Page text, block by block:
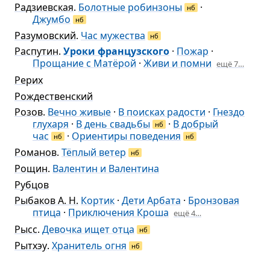
Радзиевская. Болотные робинзоны нб
·
Джумбо
нб
Разумовский. Час мужества нб
Распутин. Уроки французского · Пожар ·
Прощание с Матёрой · Живи и помни ещё 7…
Рерих
Рождественский
Розов. Вечно живые · В поисках радости · Гнездо
глухаря · В день свадьбы нб · В добрый
час
нб · Ориентиры поведения нб
Романов. Тёплый ветер нб
Рощин. Валентин и Валентина
Рубцов
Рыбаков А. Н. Кортик · Дети Арбата · Бронзовая
птица · Приключения Кроша ещё 4…
Рысс. Девочка ищет отца нб
Рытхэу. Хранитель огня нб